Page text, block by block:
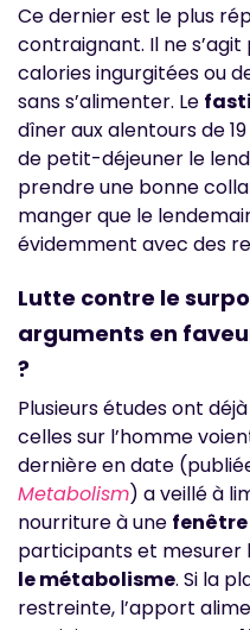
Ce dernier est le plus
contraignant. Il ne
calories ingurgitées ou
sans s’alimenter. Le
dîner aux alentours de
de petit-déjeuner le
prendre une bonne
manger que le
évidemment avec des
Lutte contre le
arguments en
?
Plusieurs études ont
celles sur l’homme
dernière en date
Metabolism) a veillé à
nourriture à une fenêtre
participants et mesurer
le métabolisme. Si la
restreinte, l’apport